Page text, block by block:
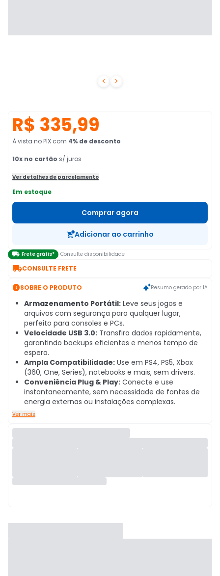
 
R$ 335,99
À vista no PIX com 4% de desconto
10x no cartão s/ juros
Ver detalhes de parcelamento
Em estoque
Comprar agora
Adicionar ao carrinho
 Frete grátis* Consulte disponibilidade
CONSULTE FRETE
SOBRE O PRODUTO Resumo gerado por IA
Armazenamento Portátil: Leve seus jogos e
arquivos com segurança para qualquer lugar,
perfeito para consoles e PCs.
Velocidade USB 3.0: Transfira dados rapidamente,
garantindo backups eficientes e menos tempo de
espera.
Ampla Compatibilidade: Use em PS4, PS5, Xbox
(360, One, Series), notebooks e mais, sem drivers.
Conveniência Plug & Play: Conecte e use
instantaneamente, sem necessidade de fontes de
energia externas ou instalações complexas.
Ver mais